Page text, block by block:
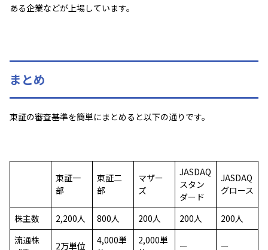
ある企業などが上場しています。
まとめ
東証の審査基準を簡単にまとめると以下の通りです。
東証一
部
東証二
部
マザー
ズ
JASDAQ
スタン
ダード
JASDAQ
グロース
株主数 2,200人 800人 200人 200人
200人
流通株
2万単位
4,000単
2,000単
ー ー